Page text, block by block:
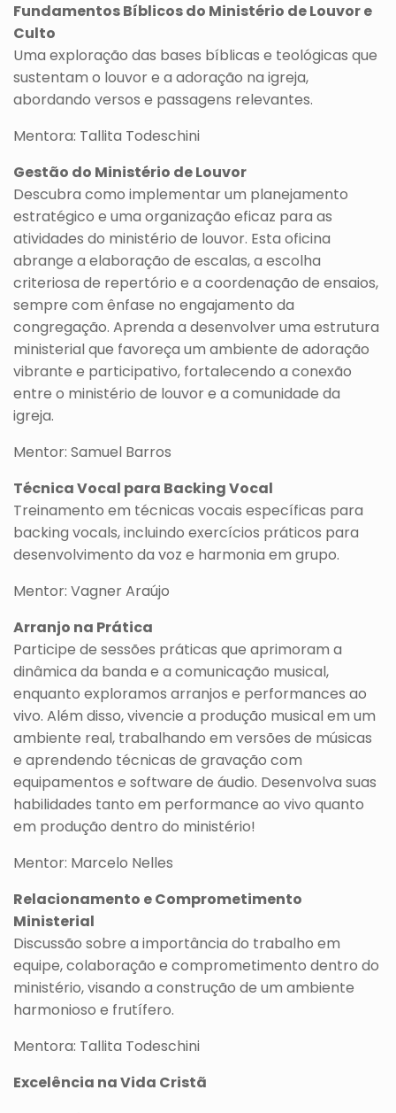
Fundamentos Bíblicos do Ministério de Louvor e
Culto
Uma exploração das bases bíblicas e teológicas que
sustentam o louvor e a adoração na igreja,
abordando versos e passagens relevantes.
Mentora: Tallita Todeschini
Gestão do Ministério de Louvor
Descubra como implementar um planejamento
estratégico e uma organização eficaz para as
atividades do ministério de louvor. Esta oficina
abrange a elaboração de escalas, a escolha
criteriosa de repertório e a coordenação de ensaios,
sempre com ênfase no engajamento da
congregação. Aprenda a desenvolver uma estrutura
ministerial que favoreça um ambiente de adoração
vibrante e participativo, fortalecendo a conexão
entre o ministério de louvor e a comunidade da
igreja.
Mentor: Samuel Barros
Técnica Vocal para Backing Vocal
Treinamento em técnicas vocais específicas para
backing vocals, incluindo exercícios práticos para
desenvolvimento da voz e harmonia em grupo.
Mentor: Vagner Araújo
Arranjo na Prática
Participe de sessões práticas que aprimoram a
dinâmica da banda e a comunicação musical,
enquanto exploramos arranjos e performances ao
vivo. Além disso, vivencie a produção musical em um
ambiente real, trabalhando em versões de músicas
e aprendendo técnicas de gravação com
equipamentos e software de áudio. Desenvolva suas
habilidades tanto em performance ao vivo quanto
em produção dentro do ministério!
Mentor: Marcelo Nelles
Relacionamento e Comprometimento
Ministerial
Discussão sobre a importância do trabalho em
equipe, colaboração e comprometimento dentro do
ministério, visando a construção de um ambiente
harmonioso e frutífero.
Mentora: Tallita Todeschini
Excelência na Vida Cristã